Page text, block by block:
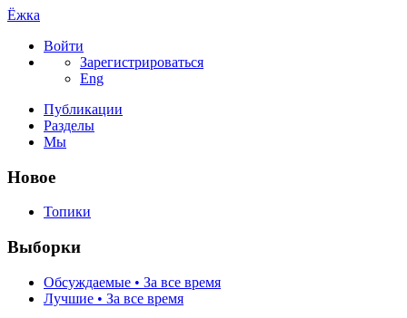
Ёжка
Войти
Зарегистрироваться
Eng
Публикации
Разделы
Мы
Новое
Топики
Выборки
Обсуждаемые • За все время
Лучшие • За все время